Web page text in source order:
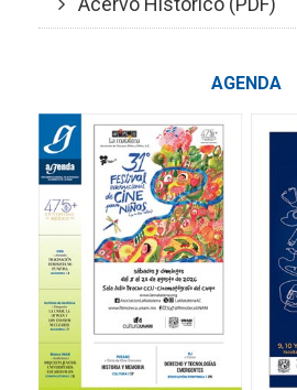
AGENDA